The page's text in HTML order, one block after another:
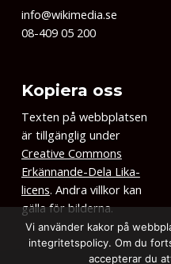
info@wikimedia.se
08-409 05 200
Kopiera oss
Texten på webbplatsen
är tillgänglig under
Creative Commons
Erkännande-Dela Lika-
licens. Andra villkor kan
gälla för bilderna.
Vi använder kakor på
integritetspolicy. Om du
accepterar du